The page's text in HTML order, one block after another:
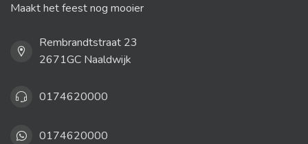
Maakt het feest nog mooier
Rembrandtstraat 23
2671GC Naaldwijk
0174620000
0174620000